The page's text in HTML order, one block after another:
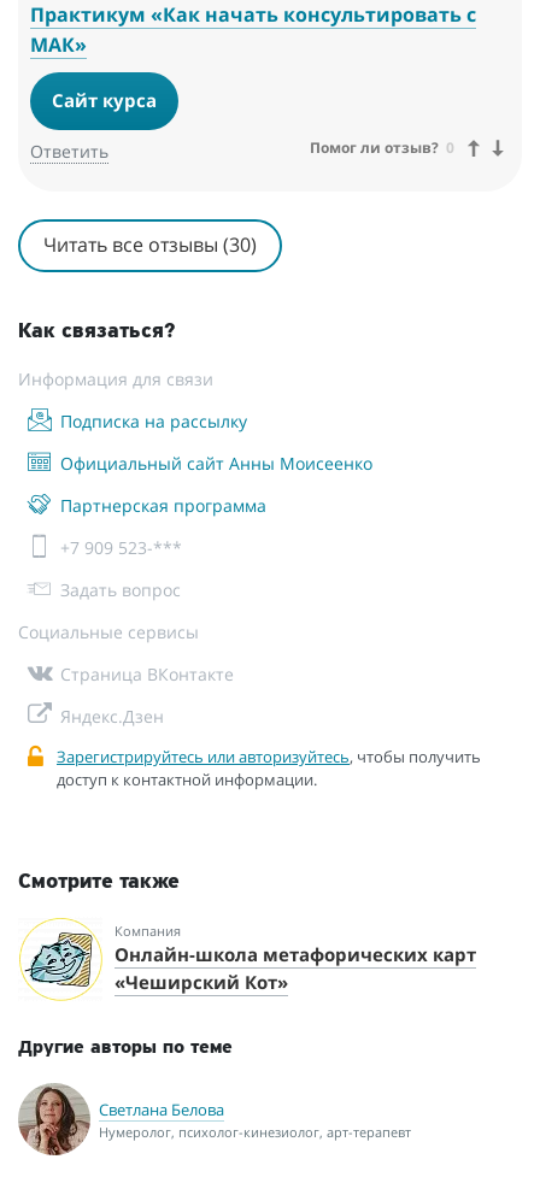
Практикум «Как начать консультировать с
МАК»
Сайт курса
Ответить Помог ли отзыв? 0
Читать все отзывы (30)
Как связаться?
Информация для связи
Подписка на рассылку
Официальный сайт Анны Моисеенко
Партнерская программа
+7 909 523-***
Задать вопрос
Социальные сервисы
Страница ВКонтакте
Яндекс.Дзен
Зарегистрируйтесь или авторизуйтесь, чтобы получить
доступ к контактной информации.
Смотрите также
Компания
Онлайн-школа метафорических карт
«Чеширский Кот»
Другие авторы по теме
Светлана Белова
Нумеролог, психолог-кинезиолог, арт-терапевт